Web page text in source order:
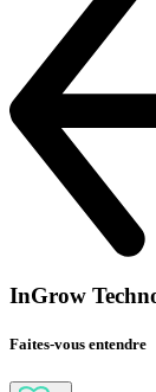
InGrow
Faites-vous entendre